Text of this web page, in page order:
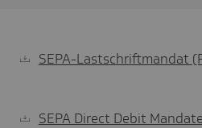
SEPA-Lastschriftmandat
SEPA Direct Debit Mandate